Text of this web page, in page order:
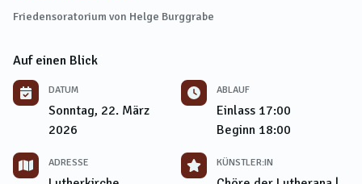
Friedensoratorium von Helge Burggrabe
Auf einen Blick
DATUM
Sonntag, 22. März
2026
ABLAUF
Einlass 17:00
Beginn 18:00
ADRESSE KÜNSTLER:IN